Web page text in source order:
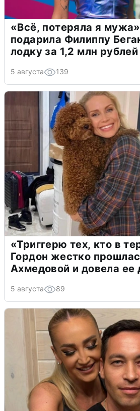
«Всё, потеряла я
подарила Филиппу
лодку за 1,2 млн рублей
5 августа 139
«Триггерю тех, кто в
Гордон жестко
Ахмедовой и довела ее
5 августа 89